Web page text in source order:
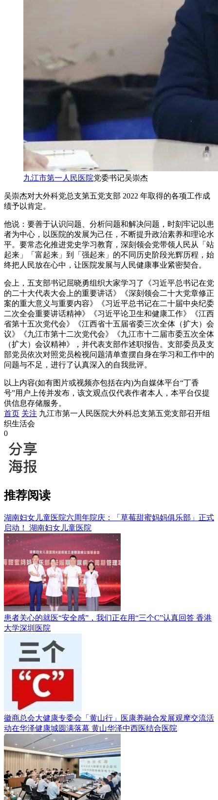
九江市第一人民医院党委书记吴崇杰
吴崇杰对大外科党总支第五党支部 2022 年取得的各项工作成
绩予以肯定。
他说：要善于认识问题、分析问题和解决问题，时刻牢记以患
者为中心，以医院的发展为己任，不断提升政治素养和理论水
平。要常态化推进党史学习教育，深刻领会党带领人民从「站
起来」「富起来」到「强起来」的不同历史阶段光辉历程，始
终把人民放在心中，让医院发展与人民健康事业紧密契合。
会上，五支部书记屈晓勇组织大家学习了《习近平总书记在党
的二十大代表大会上的重要讲话》《深刻领会二十大党章修正
案的重大意义与重要内容》《习近平总书记在二十届中央纪委
二次全会重要讲话精神》《习近平论卫生和健康工作》《江西
省第十五次党代会》《江西省十五届省委三次全体（扩大）会
议》《九江市第十二次党代会》《九江市十二届市委五次全体
（扩大）会议精神》，并代表支部作述职报告。支部委员及支
部党员依次对照党员检视问题清单查摆自身在学习和工作中的
问题与不足，进行了认真深入的自我批评。
以上内容(如有图片或视频亦包括在内)为自媒体平台“丁香
号”用户上传并发布，该文观点仅代表作者本人，本平台仅提
供信息存储服务。
首页 关注 九江市第一人民医院大外科总支第五党支部召开组
织生活会
0
推荐阅读
湖南妇女儿童医院六周年院庆：「草莓甜蜜妈妈俱乐部」正式
启动！ 湖南妇女儿童医院
患者关心的就医“安全感”，我们正在用“三个C”认真回答 香港
大学深圳医院
徽商总会大健康专委会「黄山行」医康养融合发展观摩交流活
动在华泽健康城圆满落幕 黄山华泽中西医结合医院